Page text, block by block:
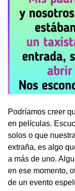
Podríamos creer
en películas.
solos o que
extraña, es algo
a más de uno.
en ese momento,
de un evento